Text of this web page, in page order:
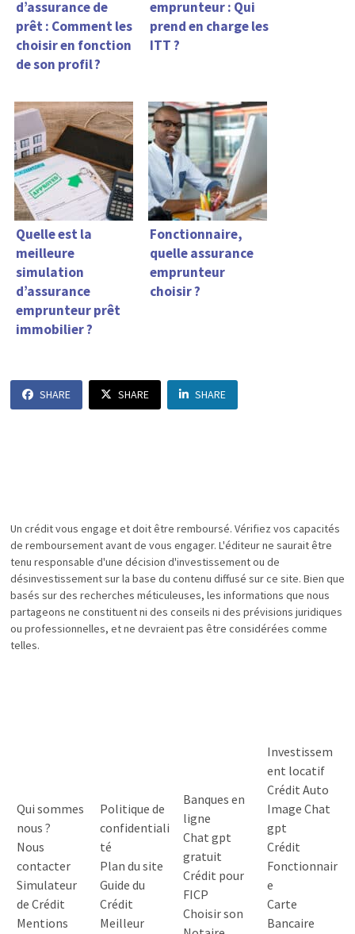
d’assurance de
prêt : Comment les
choisir en fonction
de son profil ?
emprunteur : Qui
prend en charge les
ITT ?
Quelle est la
meilleure
simulation
d’assurance
emprunteur prêt
immobilier ?
Fonctionnaire,
quelle assurance
emprunteur
choisir ?
SHARE SHARE SHARE
Un crédit vous engage et doit être remboursé. Vérifiez vos capacités
de remboursement avant de vous engager. L'éditeur ne saurait être
tenu responsable d'une décision d'investissement ou de
désinvestissement sur la base du contenu diffusé sur ce site. Bien que
basés sur des recherches méticuleuses, les informations que nous
partageons ne constituent ni des conseils ni des prévisions juridiques
ou professionnelles, et ne devraient pas être considérées comme
telles.
Qui sommes
nous ?
Nous
contacter
Simulateur
de Crédit
Mentions
Politique de
confidentiali
té
Plan du site
Guide du
Crédit
Meilleur
Banques en
ligne
Chat gpt
gratuit
Crédit pour
FICP
Choisir son
Investissem
ent locatif
Crédit Auto
Image Chat
gpt
Crédit
Fonctionnair
e
Carte
Bancaire